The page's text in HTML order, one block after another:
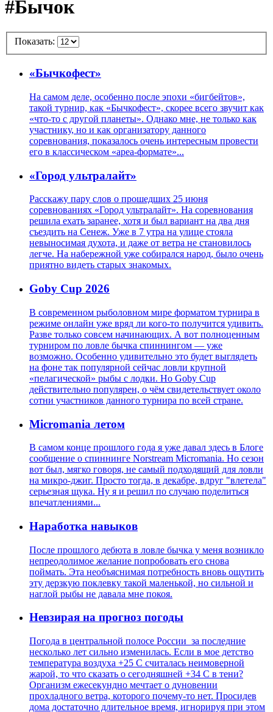
#Бычок
Показать:
«Бычкофест»
На самом деле, особенно после эпохи «бигбейтов»,
такой турнир, как «Бычкофест», скорее всего звучит как
«что-то с другой планеты». Однако мне, не только как
участнику, но и как организатору данного
соревнования, показалось очень интересным провести
его в классическом «ареа-формате»...
«Город ультралайт»
Расскажу пару слов о прошедших 25 июня
соревнованиях «Город ультралайт». На соревнования
решила ехать заранее, хотя и был вариант на два дня
съездить на Сенеж. Уже в 7 утра на улице стояла
невыносимая духота, и даже от ветра не становилось
легче. На набережной уже собирался народ, было очень
приятно видеть старых знакомых.
Goby Cup 2026
В современном рыболовном мире форматом турнира в
режиме онлайн уже вряд ли кого-то получится удивить.
Разве только совсем начинающих. А вот полноценным
турниром по ловле бычка спиннингом — уже
возможно. Особенно удивительно это будет выглядеть
на фоне так популярной сейчас ловли крупной
«пелагической» рыбы с лодки. Но Goby Cup
действительно популярен, о чём свидетельствует около
сотни участников данного турнира по всей стране.
Micromania летом
В самом конце прошлого года я уже давал здесь в Блоге
сообщение о спиннинге Norstream Micromania. Но сезон
вот был, мягко говоря, не самый подходящий для ловли
на микро-джиг. Просто тогда, в декабре, вдруг "влетела"
серьезная щука. Ну я и решил по случаю поделиться
впечатлениями...
Наработка навыков
После прошлого дебюта в ловле бычка у меня возникло
непреодолимое желание попробовать его снова
поймать. Эта необъяснимая потребность вновь ощутить
эту дерзкую поклевку такой маленькой, но сильной и
наглой рыбы не давала мне покоя.
Невзирая на прогноз погоды
Погода в центральной полосе России за последние
несколько лет сильно изменилась. Если в мое детство
температура воздуха +25 С считалась неимоверной
жарой, то что сказать о сегодняшней +34 С в тени?
Организм ежесекундно мечтает о дуновении
прохладного ветра, которого почему-то нет. Просидев
дома достаточно длительное время, игнорируя при этом